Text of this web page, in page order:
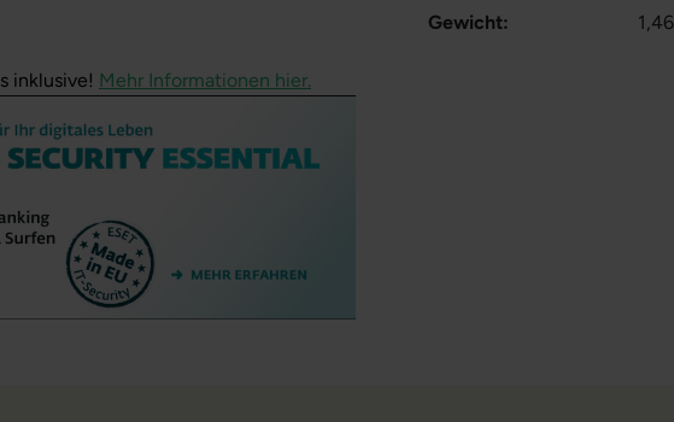
inklusive! Mehr Informationen hier.
Gewicht: